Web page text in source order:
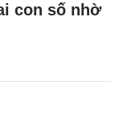
con số nhờ